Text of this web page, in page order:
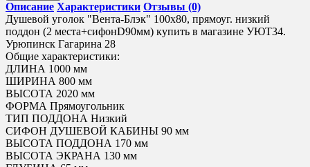
Описание Характеристики Отзывы (0)
Душевой уголок "Вента-Блэк" 100х80, прямоуг. низкий
поддон (2 места+сифонD90мм) купить в магазине УЮТ34.
Урюпинск Гагарина 28
Общие характеристики:
ДЛИНА 1000 мм
ШИРИНА 800 мм
ВЫСОТА 2020 мм
ФОРМА Прямоугольник
ТИП ПОДДОНА Низкий
СИФОН ДУШЕВОЙ КАБИНЫ 90 мм
ВЫСОТА ПОДДОНА 170 мм
ВЫСОТА ЭКРАНА 130 мм